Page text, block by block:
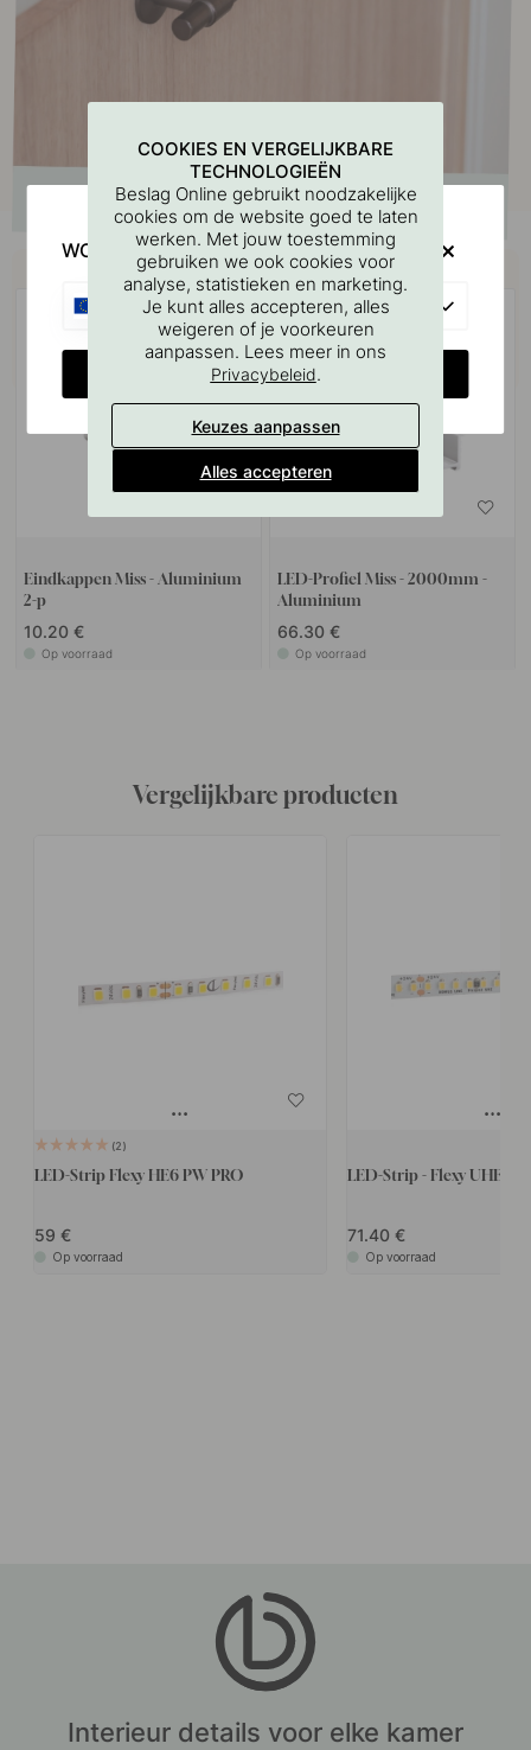
Koop samen met
Eindkappen Miss - Aluminium
2-p
10.20 €
Op voorraad
LED-Profiel Miss - 2000mm -
Aluminium
66.30 €
Op voorraad
Vergelijkbare producten
2
LED-Strip Flexy HE6 PW PRO
59
Op voorraad
LED-Strip - Flexy UHE6 -
71.40
Op voorraad
Interieur details voor elke kamer
COOKIES EN VERGELIJKBARE
TECHNOLOGIEËN
Beslag Online gebruikt noodzakelijke
cookies om de website goed te laten
werken. Met jouw toestemming
gebruiken we ook cookies voor
analyse, statistieken en marketing.
Je kunt alles accepteren, alles
weigeren of je voorkeuren
aanpassen. Lees meer in ons
Privacybeleid.
Keuzes aanpassen
Alles accepteren
WOULD YOU RATHER VISIT?
CHANGE COUNTRY